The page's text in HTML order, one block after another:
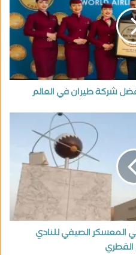
شركة طيران في العالم
30 فعالية في المعسكر الصيفي للنادي